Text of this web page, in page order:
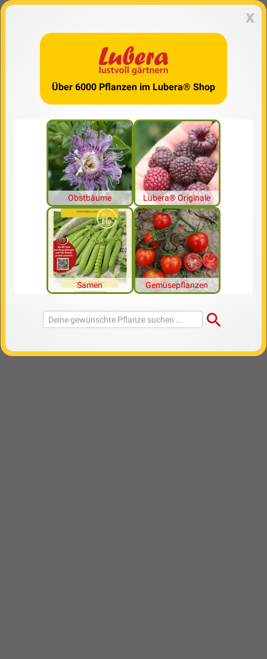
x
Über 6000 Pflanzen im Lubera® Shop
Obstbäume Lubera® Originale
Samen Gemüsepflanzen